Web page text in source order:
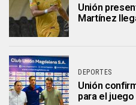
Unión
Martínez
DEPORTES
Unión
para el